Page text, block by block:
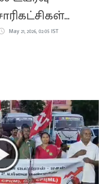
May 21, 2026, 02:05 IST